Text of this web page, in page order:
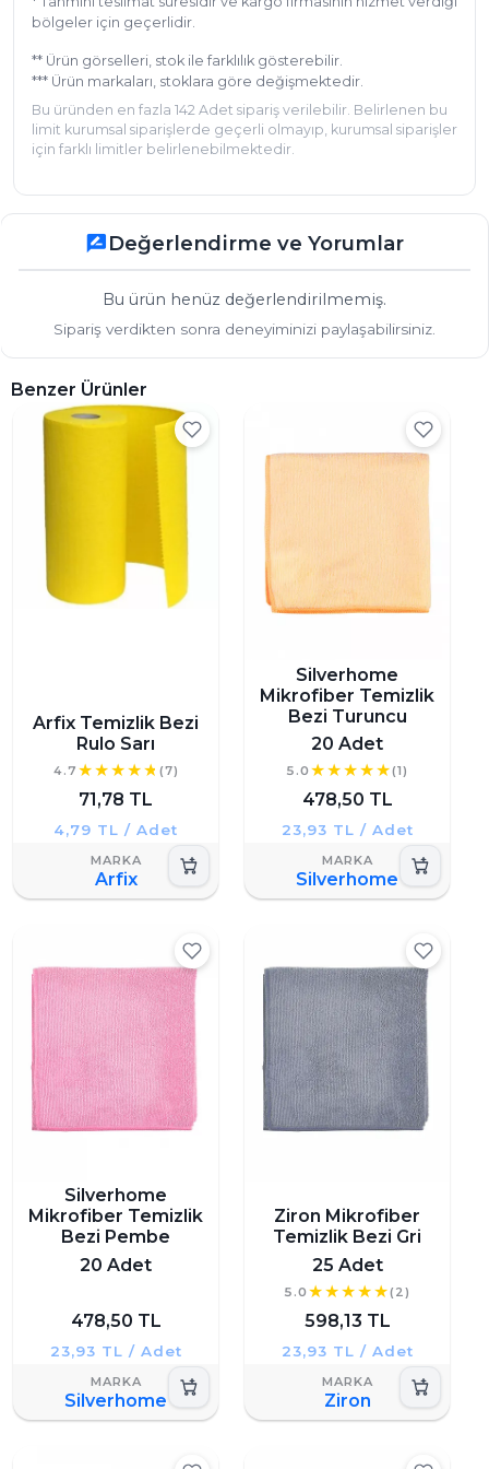
çizik veya iz bırakmayacak yumuşak, tüy
bırakmayan bir malzemeden yapılır. Son derece
emicidirler, çok yönlüdürler, makinede
yıkanabilirler ve tekrar kullanılabilirler ve cam
yüzeylerdeki lekeleri ve parmak izlerini
temizleyerek onları parlak ve çizgisiz bırakmak
bölgeler için geçerlidir.
** Ürün görselleri, stok ile farklılık gösterebilir.
*** Ürün markaları, stoklara göre değişmektedir.
Bu üründen en fazla 142 Adet sipariş verilebilir. Belirlenen bu
limit kurumsal siparişlerde geçerli olmayıp, kurumsal siparişler
için farklı limitler belirlenebilmektedir.
rate_reviewDeğerlendirme ve Yorumlar
Bu ürün henüz değerlendirilmemiş.
Sipariş verdikten sonra deneyiminizi paylaşabilirsiniz.
Benzer Ürünler
Arfix Temizlik Bezi
Rulo Sarı
4.7 (7)
71,78 TL
4,79 TL / Adet
Arfix
Silverhome
Mikrofiber Temizlik
Bezi Turuncu
20 Adet
5.0 (1)
478,50 TL
23,93 TL / Adet
Silverhome
Silverhome
Mikrofiber Temizlik
Bezi Pembe
20 Adet
478,50 TL
23,93 TL / Adet
Silverhome
Ziron Mikrofiber
Temizlik Bezi Gri
25 Adet
5.0 (2)
598,13 TL
23,93 TL / Adet
Ziron